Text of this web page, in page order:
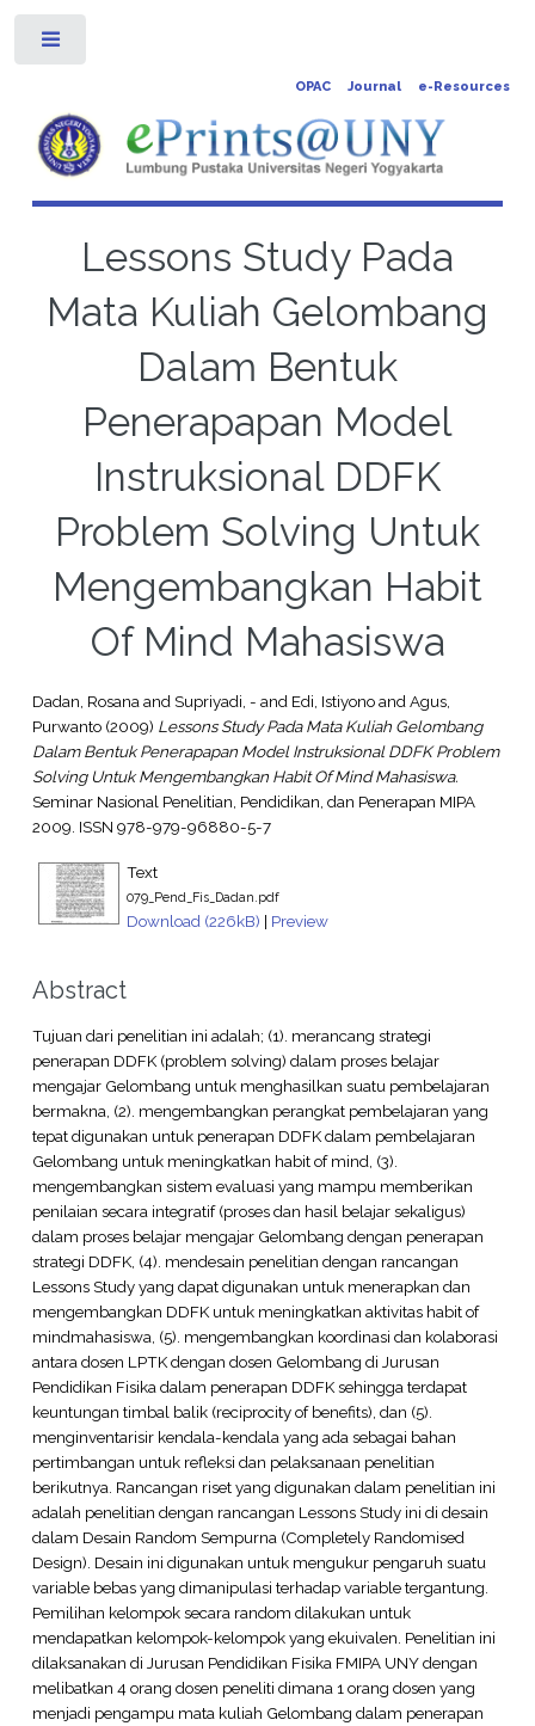
OPAC Journal e-Resources
Lessons Study Pada
Mata Kuliah Gelombang
Dalam Bentuk
Penerapapan Model
Instruksional DDFK
Problem Solving Untuk
Mengembangkan Habit
Of Mind Mahasiswa
Dadan, RosanaandSupriyadi, - and Edi, IstiyonoandAgus,
Purwanto(2009) Lessons Study Pada Mata Kuliah Gelombang
Dalam Bentuk Penerapapan Model Instruksional DDFK Problem
Solving Untuk Mengembangkan Habit Of Mind Mahasiswa.
Seminar Nasional Penelitian, Pendidikan, dan Penerapan MIPA
2009. ISSN 978-979-96880-5-7
Text
079_Pend_Fis_Dadan.pdf
Download (226kB) | Preview
Abstract
Tujuan dari penelitian ini adalah; (1). merancang strategi
penerapan DDFK (problem solving) dalam proses belajar
mengajar Gelombang untuk menghasilkan suatu pembelajaran
bermakna, (2). mengembangkan perangkat pembelajaran yang
tepat digunakan untuk penerapan DDFK dalam pembelajaran
Gelombang untuk meningkatkan habit of mind, (3).
mengembangkan sistem evaluasi yang mampu memberikan
penilaian secara integratif (proses dan hasil belajar sekaligus)
dalam proses belajar mengajar Gelombang dengan penerapan
strategi DDFK, (4). mendesain penelitian dengan rancangan
Lessons Study yang dapat digunakan untuk menerapkan dan
mengembangkan DDFK untuk meningkatkan aktivitas habit of
mindmahasiswa, (5). mengembangkan koordinasi dan kolaborasi
antara dosen LPTK dengan dosen Gelombang di Jurusan
Pendidikan Fisika dalam penerapan DDFK sehingga terdapat
keuntungan timbal balik (reciprocity of benefits), dan (5).
menginventarisir kendala-kendala yang ada sebagai bahan
pertimbangan untuk refleksi dan pelaksanaan penelitian
berikutnya. Rancangan riset yang digunakan dalam penelitian ini
adalah penelitian dengan rancangan Lessons Study ini di desain
dalam Desain Random Sempurna (Completely Randomised
Design). Desain ini digunakan untuk mengukur pengaruh suatu
variable bebas yang dimanipulasi terhadap variable tergantung.
Pemilihan kelompok secara random dilakukan untuk
mendapatkan kelompok-kelompok yang ekuivalen. Penelitian ini
dilaksanakan di Jurusan Pendidikan Fisika FMIPA UNY dengan
melibatkan 4 orang dosen peneliti dimana 1 orang dosen yang
menjadi pengampu mata kuliah Gelombang dalam penerapan